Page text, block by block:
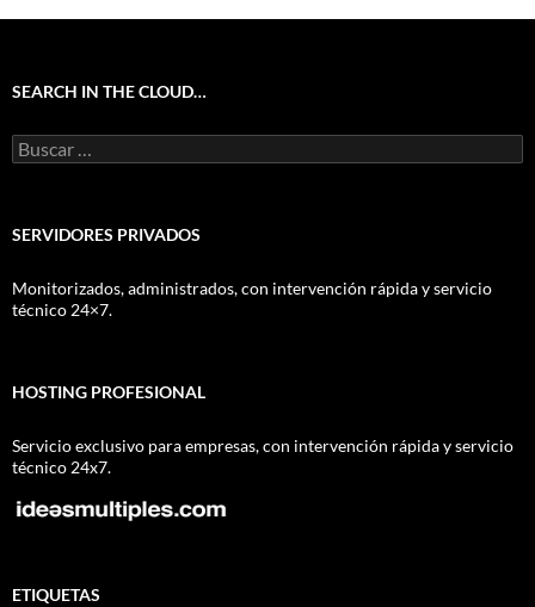
SEARCH IN THE CLOUD…
Buscar:
SERVIDORES PRIVADOS
Monitorizados, administrados, con intervención rápida y servicio
técnico 24×7.
HOSTING PROFESIONAL
Servicio exclusivo para empresas, con intervención rápida y servicio
técnico 24x7.
ETIQUETAS